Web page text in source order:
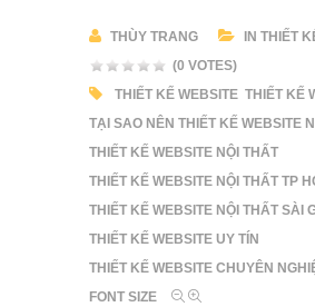
THÙY TRANG IN THIẾT
(0 VOTES)
THIẾT KẾ WEBSITE THIẾT KẾ
TẠI SAO NÊN THIẾT KẾ WEBSITE
THIẾT KẾ WEBSITE NỘI THẤT
THIẾT KẾ WEBSITE NỘI THẤT TP
THIẾT KẾ WEBSITE NỘI THẤT SÀI
THIẾT KẾ WEBSITE UY TÍN
THIẾT KẾ WEBSITE CHUYÊN
FONT SIZE